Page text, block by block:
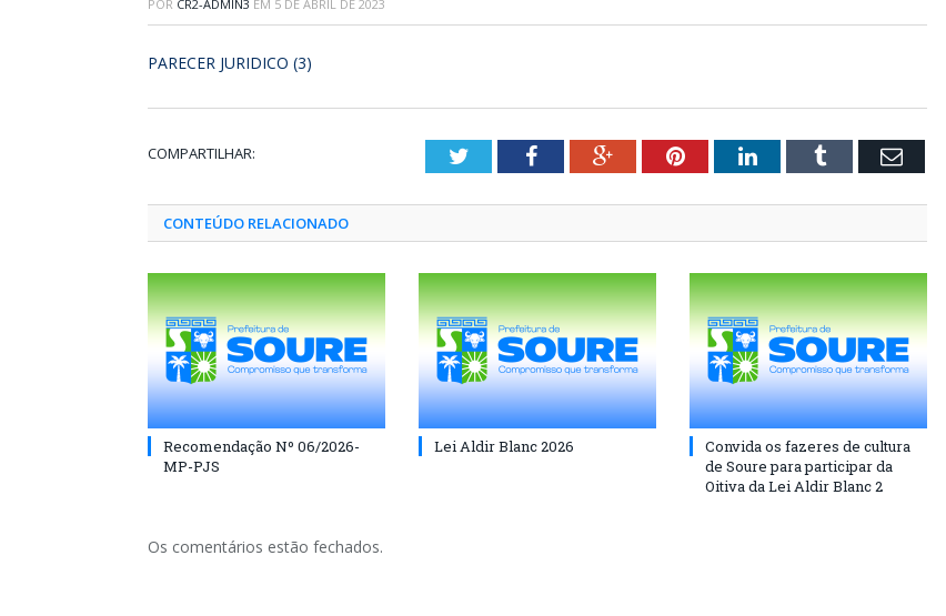
POR CR2-ADMIN3 EM 5 DE ABRIL DE 2023
PARECER JURIDICO (3)
COMPARTILHAR: TwitterFacebookGoogle+PinterestLinkedInTumblr Email
CONTEÚDO RELACIONADO
Recomendação Nº 06/2026-
MP-PJS
Lei Aldir Blanc 2026
Convida os fazeres de cultura
de Soure para participar da
Oitiva da Lei Aldir Blanc 2
Os comentários estão fechados.